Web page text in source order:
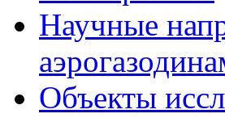
Научные
Объекты